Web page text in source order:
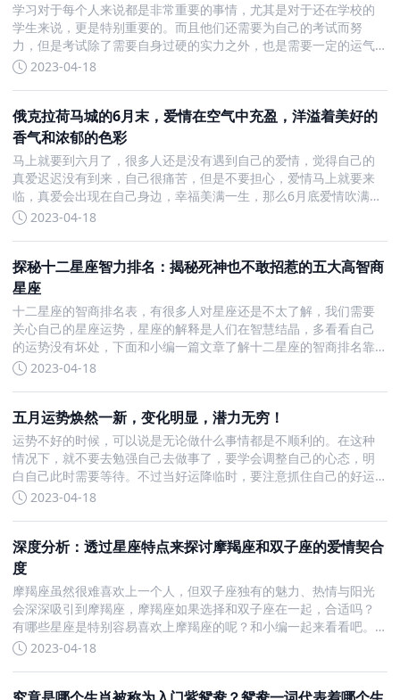
学习对于每个人来说都是非常重要的事情，尤其是对于还在学校的
学生来说，更是特别重要的。而且他们还需要为自己的考试而努
力，但是考试除了需要自身过硬的实力之外，也是需要一定的运气
的，在接下来一段时间内，有三大星座在考试方面运气爆棚，借此
2023-04-18
俄克拉荷马城的6月末，爱情在空气中充盈，洋溢着美好的
香气和浓郁的色彩
马上就要到六月了，很多人还是没有遇到自己的爱情，觉得自己的
真爱迟迟没有到来，自己很痛苦，但是不要担心，爱情马上就要来
临，真爱会出现在自己身边，幸福美满一生，那么6月底爱情吹满
地，真爱重现温暖的4大星座都有那些呢？6月底爱情吹满地真爱重
2023-04-18
探秘十二星座智力排名：揭秘死神也不敢招惹的五大高智商
星座
十二星座的智商排名表，有很多人对星座还是不太了解，我们需要
关心自己的星座运势，星座的解释是人们在智慧结晶，多看看自己
的运势没有坏处，下面和小编一篇文章了解十二星座的智商排名靠
前的吧。十二星座智商排名1、双子座双子是个聪明人，他们对于自
2023-04-18
五月运势焕然一新，变化明显，潜力无穷！
运势不好的时候，可以说是无论做什么事情都是不顺利的。在这种
情况下，就不要去勉强自己去做事了，要学会调整自己的心态，明
白自己此时需要等待。不过当好运降临时，要注意抓住自己的好运
势，此时更可以放手一搏，去做平常不敢做的事情。5月运势好转明
2023-04-18
深度分析：透过星座特点来探讨摩羯座和双子座的爱情契合
度
摩羯座虽然很难喜欢上一个人，但双子座独有的魅力、热情与阳光
会深深吸引到摩羯座，摩羯座如果选择和双子座在一起，合适吗？
有哪些星座是特别容易喜欢上摩羯座的呢？和小编一起来看看吧。
摩羯座和双子座在一起合适吗这两个星座会因为彼此的不同而擦出
2023-04-18